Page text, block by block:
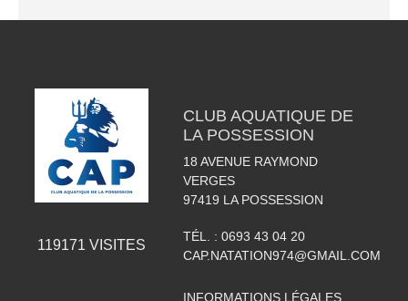
119171 VISITES
CLUB AQUATIQUE DE
LA POSSESSION
18 AVENUE RAYMOND
VERGES
97419 LA POSSESSION
TÉL. : 0693 43 04 20
CAP.NATATION974@GMAIL.COM
INFORMATIONS LÉGALES